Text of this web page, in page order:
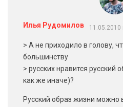
Илья Рудомилов 11.05.2010
> А не приходило в голову,
большинству
> русских нравится русский
как же иначе)?
Русский образ жизни можно